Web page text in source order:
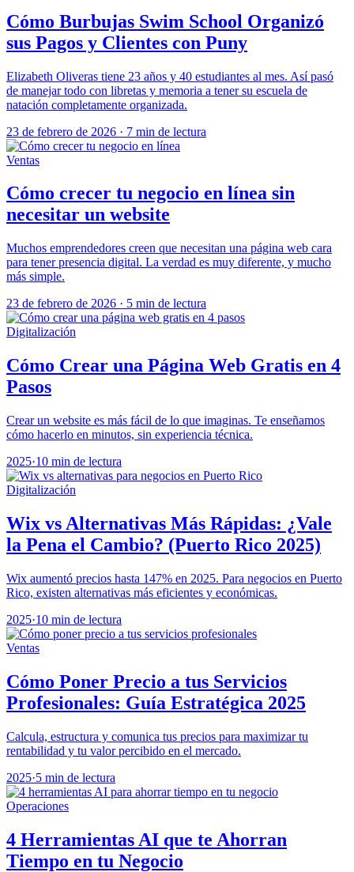
Cómo Burbujas Swim School Organizó
sus Pagos y Clientes con Puny
Elizabeth Oliveras tiene 23 años y 40 estudiantes al mes. Así pasó
de manejar todo con libretas y memoria a tener su escuela de
natación completamente organizada.
23 de febrero de 2026 · 7 min de lectura
Ventas
Cómo crecer tu negocio en línea sin
necesitar un website
Muchos emprendedores creen que necesitan una página web cara
para tener presencia digital. La verdad es muy diferente, y mucho
más simple.
23 de febrero de 2026 · 5 min de lectura
Digitalización
Cómo Crear una Página Web Gratis en 4
Pasos
Crear un website es más fácil de lo que imaginas. Te enseñamos
cómo hacerlo en minutos, sin experiencia técnica.
2025·10 min de lectura
Digitalización
Wix vs Alternativas Más Rápidas: ¿Vale
la Pena el Cambio? (Puerto Rico 2025)
Wix aumentó precios hasta 147% en 2025. Para negocios en Puerto
Rico, existen alternativas más eficientes y económicas.
2025·10 min de lectura
Ventas
Cómo Poner Precio a tus Servicios
Profesionales: Guía Estratégica 2025
Calcula, estructura y comunica tus precios para maximizar tu
rentabilidad y tu valor percibido en el mercado.
2025·5 min de lectura
Operaciones
4 Herramientas AI que te Ahorran
Tiempo en tu Negocio